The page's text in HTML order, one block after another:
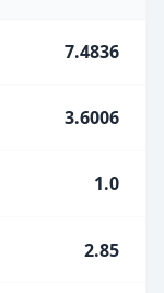
7.4836
3.6006
1.0
2.85